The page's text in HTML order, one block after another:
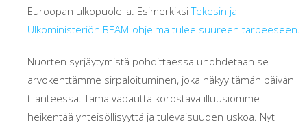
Euroopan ulkopuolella. EsimerkiksiTekesin ja
Ulkoministeriön BEAM-ohjelma tulee suureen tarpeeseen.
Nuorten syrjäytymistä pohdittaessa unohdetaan se
arvokenttämme sirpaloituminen, joka näkyy tämän päivän
tilanteessa. Tämä vapautta korostava illuusiomme
heikentää yhteisöllisyyttä ja tulevaisuuden uskoa. Nyt